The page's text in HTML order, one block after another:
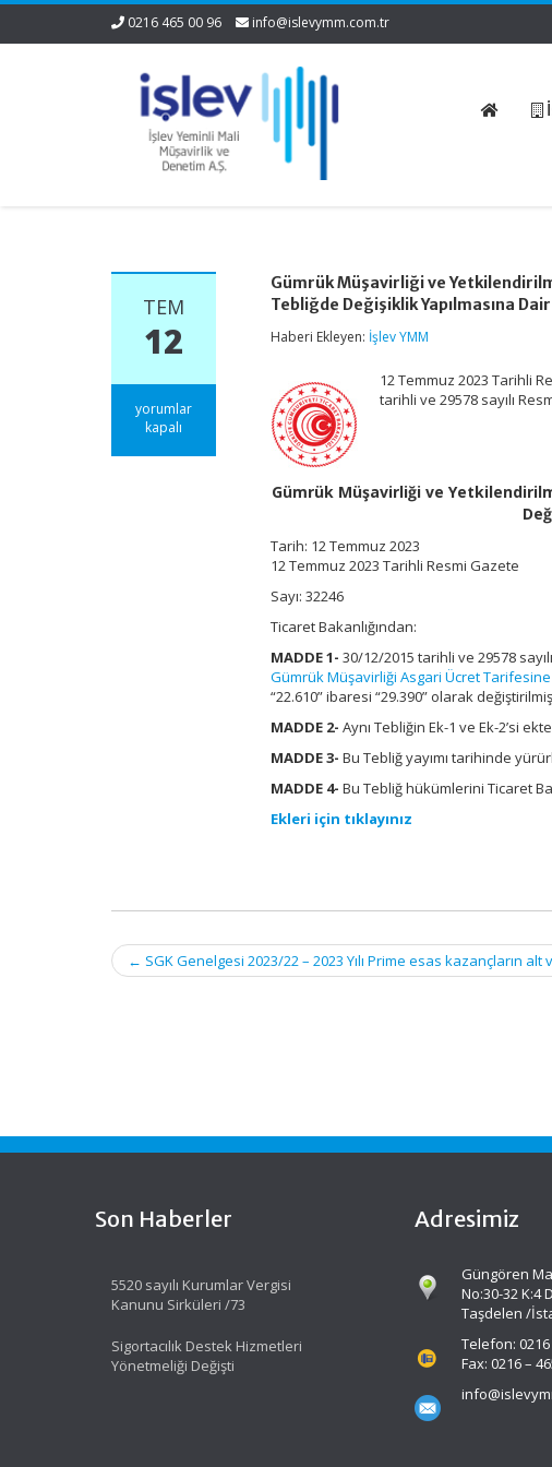
0216 465 00 96 info@islevymm.com.tr
TEM
12
Gümrük
Müşavirliği
yorumlar
kapalı
Gümrük Müşavirliği ve
Tebliğde Değişiklik Yapılmasına
Haberi Ekleyen: İşlev YMM
12 Temmuz 2023 Tarihli
tarihli ve 29578 sayılı
Gümrük Müşavirliği ve
Tarih: 12 Temmuz 2023
12 Temmuz 2023 Tarihli Resmi Gazete
Sayı: 32246
Ticaret Bakanlığından:
MADDE 1-30/12/2015 tarihli ve 29578
Gümrük Müşavirliği Asgari Ücret
“22.610” ibaresi “29.390” olarak
MADDE 2- Aynı Tebliğin Ek-1 ve Ek-2’si
MADDE 3- Bu Tebliğ yayımı tarihinde
MADDE 4- Bu Tebliğ hükümlerini Ticaret
Ekleri için tıklayınız
Post
← SGK Genelgesi 2023/22 – 2023 Yılı Prime esas kazançların
Son Haberler
5520 sayılı Kurumlar Vergisi
Kanunu Sirküleri /73
Sigortacılık Destek Hizmetleri
Yönetmeliği Değişti
Adresimiz
Güngören
No:30-32 K:4
Taşdelen /
Telefon: 0216
Fax: 0216 –